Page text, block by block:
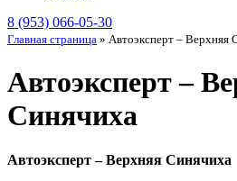
8 (953) 066-05-30
Главная страница » Автоэксперт – Верхняя
Автоэксперт –
Синячиха
Автоэксперт – Верхняя Синячиха